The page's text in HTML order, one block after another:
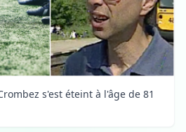
s'est éteint à l'âge de 81